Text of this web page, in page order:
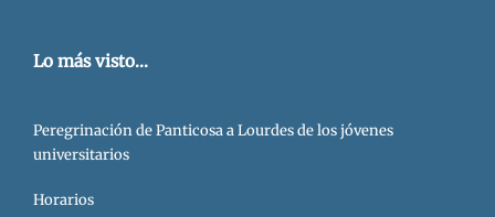
Lo más visto...
Peregrinación de Panticosa a Lourdes de los jóvenes
universitarios
Horarios